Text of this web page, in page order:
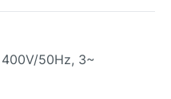
400V/50Hz, 3~